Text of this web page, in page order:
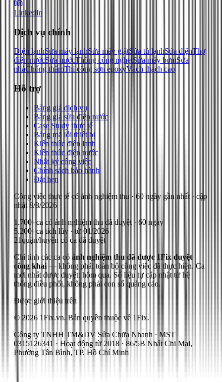
LinkedIn
Dịch vụ chính
Điện lạnhSửa máy lạnhSửa máy giặtSửa tủ lạnhSửa điệnThợ
điện nướcSửa nướcThông cống nghẹtSửa máy bơmSửa
nhàChống thấmThi công sơn epoxyVách thạch cao
Hỗ trợ
Bảng giá dịch vụ
Bảng giá sửa điện nước
Case Study thực tế
Bảng mã lỗi thiết bị
Kiến thức điện lạnh
Kiến thức điện nước
Nhật ký công việc
Chính sách bảo hành
Đặt hẹn
Công việc thực tế có ảnh nghiệm thu · 60 ngày gần nhất · cập
nhật 8/8/2026
1.700+ca có ảnh nghiệm thu đã duyệt · 60 ngày
5.200+ca tích lũy · từ 01/2026
21quận/huyện có ca đã duyệt
Chỉ tính các ca có ảnh nghiệm thu đã được 1Fix duyệt
công khai — không phải toàn bộ công việc đã thực hiện. Ca
mới nhất được duyệt: hôm qua. Số liệu tự cập nhật từ hệ
thống điều phối, không phải con số quảng cáo.
Được giới thiệu trên
© 2026 1Fix.vn. Bản quyền thuộc về 1Fix.
Công ty TNHH TM&DV Sửa Chữa Nhanh · MST
0315126341 · Hoạt động từ 2018 · 86/5B Nhất Chi Mai,
Phường Tân Bình, TP. Hồ Chí Minh